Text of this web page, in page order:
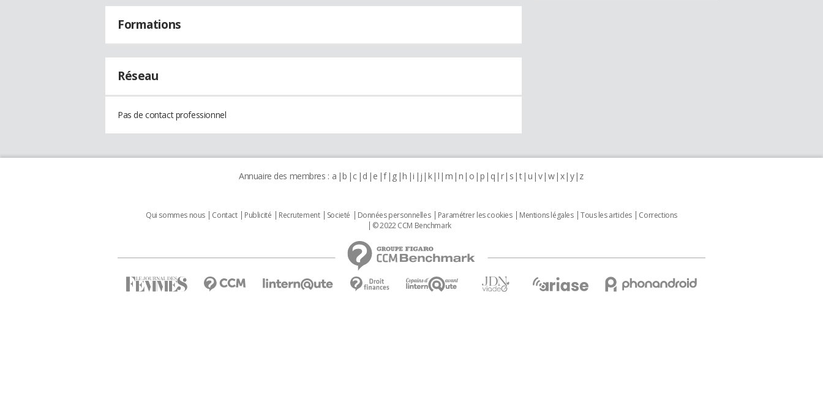
Formations
Réseau
Pas de contact professionnel
Annuaire des membres : a b c d e f g h i j k l m n o p q r s t u v w x y z
Qui sommes nous Contact Publicité Recrutement Societé Données personnelles Paramétrer les cookies Mentions légales Tous les articles
Corrections
© 2022 CCM Benchmark